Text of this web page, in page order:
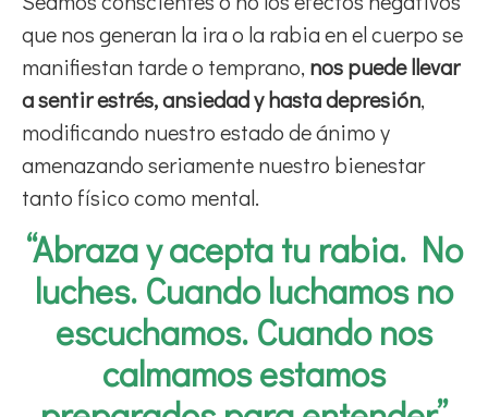
que nos generan la ira o la rabia en el cuerpo se
manifiestan tarde o temprano, nos puede llevar
a sentir estrés, ansiedad y hasta depresión,
modificando nuestro estado de ánimo y
amenazando seriamente nuestro bienestar
tanto físico como mental.
“Abraza y acepta tu rabia. No
luches. Cuando luchamos no
escuchamos. Cuando nos
calmamos estamos